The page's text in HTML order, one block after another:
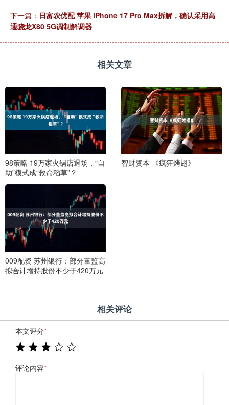
下一篇： 日富农优配 苹果 iPhone 17 Pro Max拆解，确认采用高
通骁龙X80 5G调制解调器
相关文章
98策略 19万家火锅店退场，“自
助”模式成“救命稻草”？
智财资本 《疯狂烤翅》
009配资 苏州银行：部分董监高
拟合计增持股份不少于420万元
相关评论
本文评分*
评论内容*